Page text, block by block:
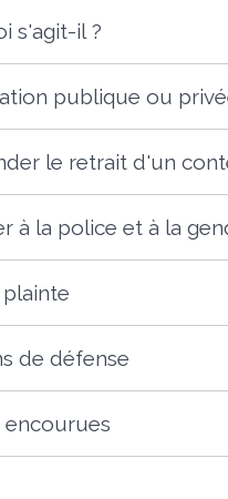
s'agit-il ?
publique ou
le retrait d'un
à la police et à la
de défense
encourues